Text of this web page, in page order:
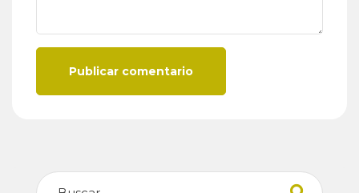
Publicar comentario
Buscar